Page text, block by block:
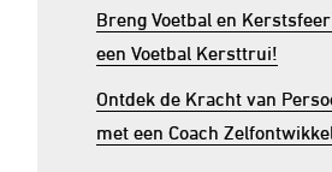
Breng Voetbal en
een Voetbal Kersttrui!
Ontdek de Kracht van
met een Coach